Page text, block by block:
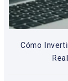
Cómo